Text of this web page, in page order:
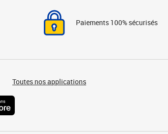
Paiements 100% sécurisés
Toutes nos applications